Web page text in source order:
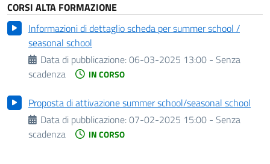
CORSI ALTA FORMAZIONE
Informazioni di dettaglio scheda per summer school /
seasonal school
Data di pubblicazione:06-03-2025 13:00 - Senza
scadenza
IN CORSO
Proposta di attivazione summer school/seasonal school
Data di pubblicazione:07-02-2025 15:00 - Senza
scadenza
IN CORSO